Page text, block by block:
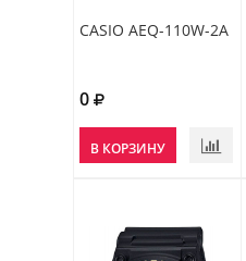
CASIO AEQ-110W-2A
0
В КОРЗИНУ